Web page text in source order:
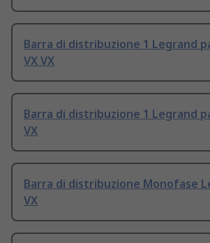
Barra di distribuzione 1 Legrand
VX VX
Barra di distribuzione 1 Legrand
VX
Barra di distribuzione Monofase
VX